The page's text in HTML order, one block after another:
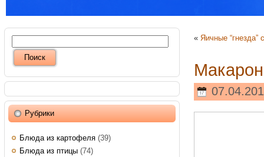
Рубрики
Блюда из картофеля (39)
Блюда из птицы (74)
« Яичные “гнезда”